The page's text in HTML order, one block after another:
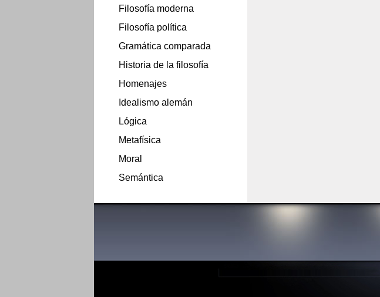
Filosofía moderna
Filosofía política
Gramática comparada
Historia de la filosofía
Homenajes
Idealismo alemán
Lógica
Metafísica
Moral
Semántica